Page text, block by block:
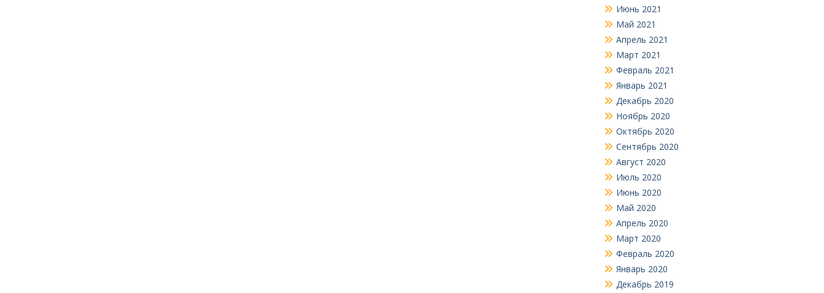
Июнь 2021
Май 2021
Апрель 2021
Март 2021
Февраль 2021
Январь 2021
Декабрь 2020
Ноябрь 2020
Октябрь 2020
Сентябрь 2020
Август 2020
Июль 2020
Июнь 2020
Май 2020
Апрель 2020
Март 2020
Февраль 2020
Январь 2020
Декабрь 2019